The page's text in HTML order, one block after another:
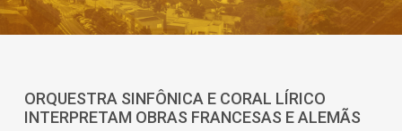
ORQUESTRA SINFÔNICA E CORAL LÍRICO
INTERPRETAM OBRAS FRANCESAS E ALEMÃS